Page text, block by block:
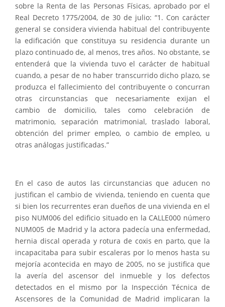
sobre la Renta de las Personas Físicas, aprobado por el
Real Decreto 1775/2004, de 30 de julio: “1. Con carácter
general se considera vivienda habitual del contribuyente
la edificación que constituya su residencia durante un
plazo continuado de, al menos, tres años. No obstante, se
entenderá que la vivienda tuvo el carácter de habitual
cuando, a pesar de no haber transcurrido dicho plazo, se
produzca el fallecimiento del contribuyente o concurran
otras circunstancias que necesariamente exijan el
cambio de domicilio, tales como celebración de
matrimonio, separación matrimonial, traslado laboral,
obtención del primer empleo, o cambio de empleo, u
otras análogas justificadas.”
En el caso de autos las circunstancias que aducen no
justifican el cambio de vivienda, teniendo en cuenta que
si bien los recurrentes eran dueños de una vivienda en el
piso NUM006 del edificio situado en la CALLE000 número
NUM005 de Madrid y la actora padecía una enfermedad,
hernia discal operada y rotura de coxis en parto, que la
incapacitaba para subir escaleras por lo menos hasta su
mejoría acontecida en mayo de 2005, no se justifica que
la avería del ascensor del inmueble y los defectos
detectados en el mismo por la Inspección Técnica de
Ascensores de la Comunidad de Madrid implicaran la